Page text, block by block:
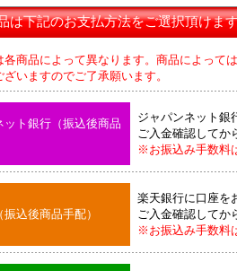
は下記のお支払方法をご選択頂けま
商品によって異なります。商品によって
ますのでご了承願います。
ット銀行（振込後商品
ジャパンネット銀
ご入金確認してか
※お振込み手数料
込後商品手配）
楽天銀行に口座を
ご入金確認してか
※お振込み手数料